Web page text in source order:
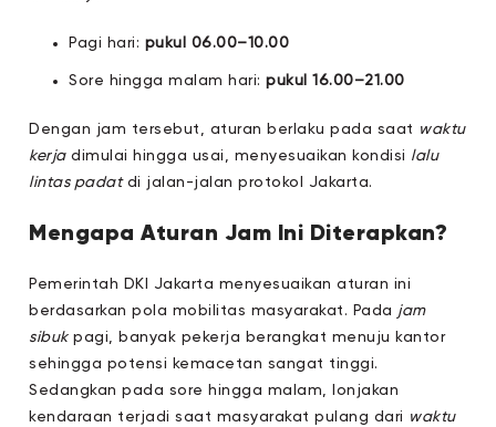
Pagi hari: pukul 06.00–10.00
Sore hingga malam hari:pukul 16.00–21.00
Dengan jam tersebut, aturan berlaku pada saat waktu
kerjadimulai hingga usai, menyesuaikan kondisi lalu
lintas padatdi jalan-jalan protokol Jakarta.
Mengapa Aturan Jam Ini Diterapkan?
Pemerintah DKI Jakarta menyesuaikan aturan ini
berdasarkan pola mobilitas masyarakat. Pada jam
sibukpagi, banyak pekerja berangkat menuju kantor
sehingga potensi kemacetan sangat tinggi.
Sedangkan pada sore hingga malam, lonjakan
kendaraan terjadi saat masyarakat pulang dari waktu